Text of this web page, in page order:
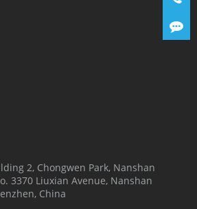
2, Chongwen Park, Nanshan
3370 Liuxian Avenue, Nanshan
China